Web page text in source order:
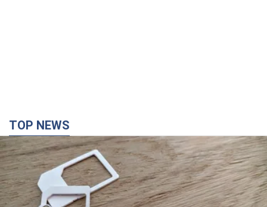
TOP NEWS